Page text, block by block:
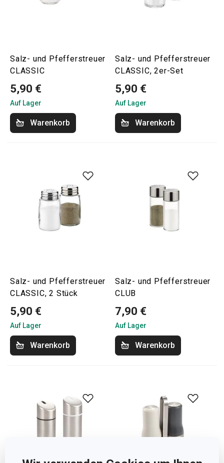
Salz- und Pfefferstreuer
CLASSIC
5,90 €
Auf Lager
Warenkorb
Salz- und Pfefferstreuer
CLASSIC, 2er-Set
5,90 €
Auf Lager
Warenkorb
Salz- und Pfefferstreuer
CLASSIC, 2 Stück
5,90 €
Auf Lager
Warenkorb
Salz- und Pfefferstreuer
CLUB
7,90 €
Auf Lager
Warenkorb